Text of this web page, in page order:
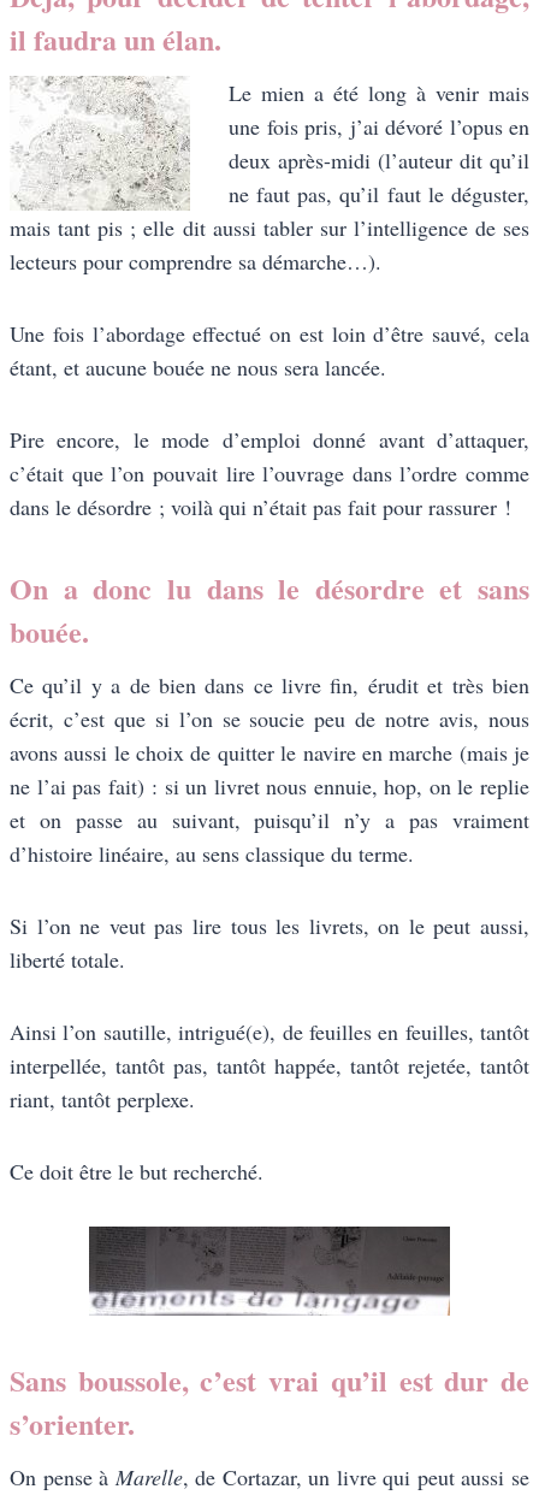
il faudra un élan.
Le mien a été long à venir mais
une fois pris, j’ai dévoré l’opus en
deux après-midi (l’auteur dit qu’il
ne faut pas, qu’il faut le déguster,
mais tant pis ; elle dit aussi tabler sur l’intelligence de ses
lecteurs pour comprendre sa démarche…).
Une fois l’abordage effectué on est loin d’être sauvé, cela
étant, et aucune bouée ne nous sera lancée.
Pire encore, le mode d’emploi donné avant d’attaquer,
c’était que l’on pouvait lire l’ouvrage dans l’ordre comme
dans le désordre ; voilà qui n’était pas fait pour rassurer !
On a donc lu dans le désordre et sans
bouée.
Ce qu’il y a de bien dans ce livre fin, érudit et très bien
écrit, c’est que si l’on se soucie peu de notre avis, nous
avons aussi le choix de quitter le navire en marche (mais je
ne l’ai pas fait) : si un livret nous ennuie, hop, on le replie
et on passe au suivant, puisqu’il n’y a pas vraiment
d’histoire linéaire, au sens classique du terme.
Si l’on ne veut pas lire tous les livrets, on le peut aussi,
liberté totale.
Ainsi l’on sautille, intrigué(e), de feuilles en feuilles, tantôt
interpellée, tantôt pas, tantôt happée, tantôt rejetée, tantôt
riant, tantôt perplexe.
Ce doit être le but recherché.
Sans boussole, c’est vrai qu’il est dur de
s’orienter.
On pense à Marelle, de Cortazar, un livre qui peut aussi se